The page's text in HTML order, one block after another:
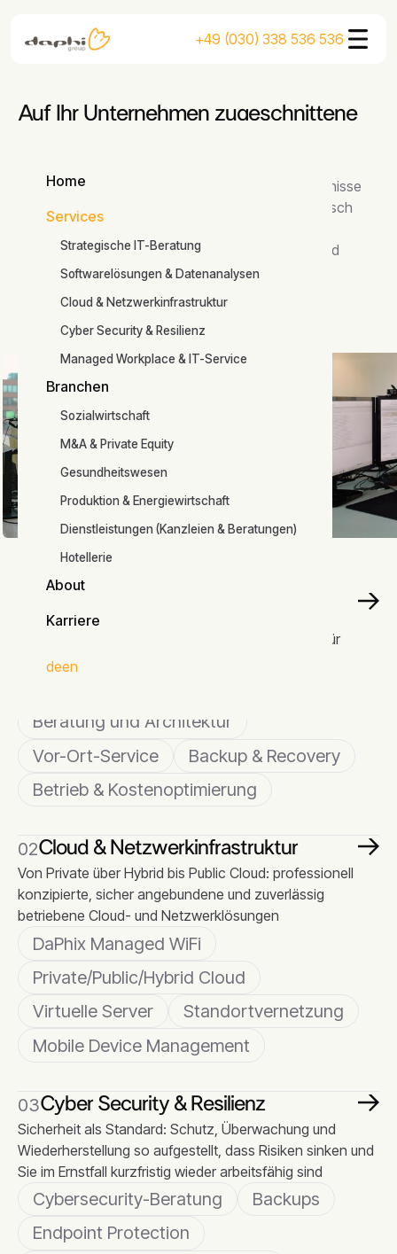
+49 (030) 338 536 536
Home
Services
Services
Strategische IT-Beratung
Softwarelösungen & Datenanalysen
Cloud & Netzwerkinfrastruktur
Cyber Security & Resilienz
Managed Workplace & IT-Service
Branchen
Branchen
Sozialwirtschaft
M&A & Private Equity
Gesundheitswesen
Produktion & Energiewirtschaft
Dienstleistungen (Kanzleien & Beratungen)
Hotellerie
About
Karriere
deen
Auf Ihr Unternehmen zugeschnittene
Wir verwandeln IT-Komplexität in handfeste Ergebnisse
und entlasten Ihr Team durch Expertise, die technisch
Leistungsspektrum deckt Beratung, Umsetzung und
Betreuung ab.
IT-SERVICES
Managed Workplace & IT-
Service
Service
Stabiler Betrieb heute mit skalierbarer Architektur für
morgen
Beratung und Architektur
Vor-Ort-Service
Backup & Recovery
Betrieb & Kostenoptimierung
02Cloud & Netzwerkinfrastruktur
Cloud & Netzwerkinfrastruktur
Von Private über Hybrid bis Public Cloud: professionell
konzipierte, sicher angebundene und zuverlässig
betriebene Cloud- und Netzwerklösungen
DaPhix Managed WiFi
Private/Public/Hybrid Cloud
Virtuelle Server
Standortvernetzung
Mobile Device Management
03Cyber Security & Resilienz
Cyber Security & Resilienz
Sicherheit als Standard: Schutz, Überwachung und
Wiederherstellung so aufgestellt, dass Risiken sinken und
Sie im Ernstfall kurzfristig wieder arbeitsfähig sind
Cybersecurity-Beratung
Backups
Endpoint Protection